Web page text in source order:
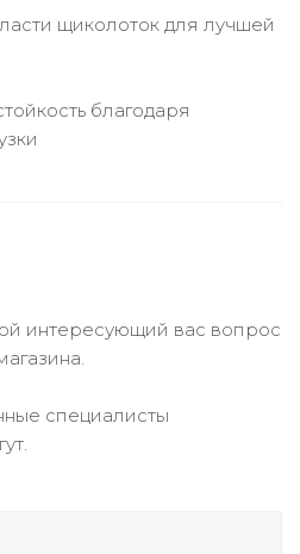
щиколоток для лучшей
благодаря
интересующий вас вопрос
специалисты